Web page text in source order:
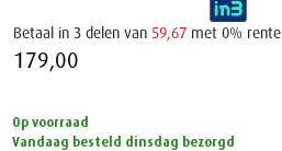
Betaal in 3 delen van 59,67 met 0% rente
179,00 ‌
Op voorraad
Vandaag besteld dinsdag bezorgd